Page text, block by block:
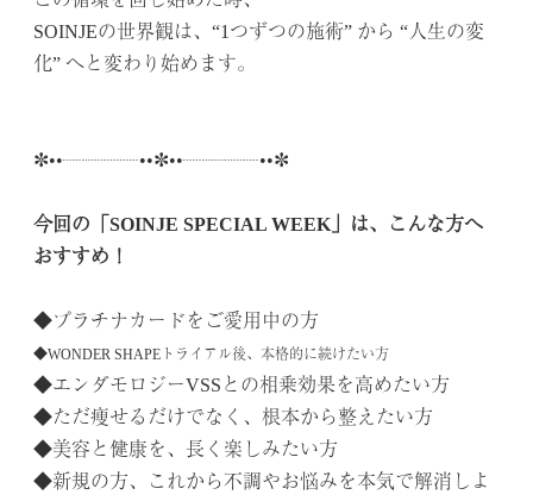
SOINJEの世界観は、“1つずつの施術” から “人生の変
化” へと変わり始めます。
✼••┈┈┈┈••✼••┈┈┈┈••✼
今回の「SOINJE SPECIAL WEEK」は、こんな方へ
おすすめ！
◆プラチナカードをご愛用中の方
◆WONDER SHAPEトライアル後、本格的に続けたい方
◆エンダモロジーVSSとの相乗効果を高めたい方
◆ただ痩せるだけでなく、根本から整えたい方
◆美容と健康を、長く楽しみたい方
◆新規の方、これから不調やお悩みを本気で解消しよ